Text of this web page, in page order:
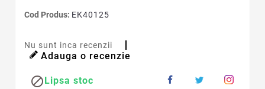
Cod Produs: EK40125
Nu sunt inca recenzii
Adauga o recenzie
Lipsa stoc